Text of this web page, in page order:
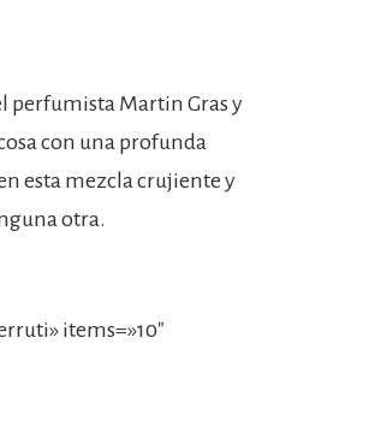
perfumista Martin Gras y
con una profunda
esta mezcla crujiente y
otra.
items=»10″